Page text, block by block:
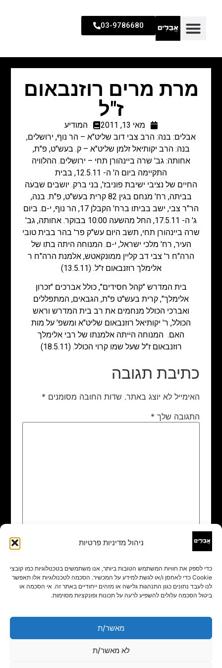
ניהול מדיניות פרטיות
כדי לספק את חוויות המשתמש הטובות ביותר, אנו משתמשים בטכנולוגיות כמו קובצי
Cookie כדי לאחסן ו/או לגשת למידע על המכשיר. הסכמה לטכנולוגיות אלו תאפשר
לנו לעבד נתונים כגון התנהגות גלישה או מזהים ייחודיים באתר זה. אי הסכמה או
ביטול הסכמה עלולים להשפיע לרעה על תכונות ופונקציות מסוימות.
מאשר/ת
לא מאשר/ת
03-9786680
מרת מרים רוזנבאום
ז"ל
מאי 13, 2011
המודיע
אבלים: בנה: הרב צבי דוב שליט"א – הר נוף, ירושלים,
בנה: הרב יקותיאל זלמן שליט"א – ק. בעש"ט, פ"ת,
אחותה: גב' שרה ביינהורן תחי – ירושלים. ההלוויה
התקיימה ביום ה' ה- 12.5.11, בבית
החיים של נציבי ישיבת פוניבז', בני ברק. יושבים שבעה
בביתה, רח' מנחם בגין 82 קרית בעש"ט, פ"ת. בנה,
הר"ר צבי, ישב בביתו ברח' הקבלן 17, הר נוף, י-ם. ביום
ג' ה- 17.5.11, החל מהשעה 10:00 בבוקר. אחותה, גב'
שרה ביינהורן תחי, תשב היום עש"ק פר' בהר בבית טובי
העיר, רח' מלכי ישראל, י-ם. המנוחה היתה בתו של
הרה"ח ר' צבי דב קליין ממונקאטש, אלמנת הרה"ח ר
אלימלך רוזנבאום ז"ל. (13.5.11)
בית המדרש "קהל חסידים", כולל אברכים "זכרון
אלימלך", קרית בעש"ט פ"ת, הגבאים, המתפללים
ואברכי הכולל מנחמים את רב בית המדרש וראש
הכולל, ר' יקותיאל רוזנבאום שליט"א ומשפ' על מות
האם. המנוחה הייתה אלמנתו של רבי אלימלך
רוזנבאום ז"ל שעל שמו קרוי הכולל. (18.5.11)
כתיבת תגובה
האימייל לא יוצג באתר. שדות החובה מסומנים *
התגובה שלך *
שם
אימייל*